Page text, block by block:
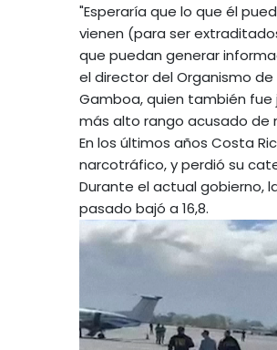
"Esperaría que lo que él
vienen (para ser
que puedan generar
el director del Organismo
Gamboa, quien también fue
más alto rango acusado de
En los últimos años Costa
narcotráfico, y perdió su
Durante el actual gobierno,
pasado bajó a 16,8.